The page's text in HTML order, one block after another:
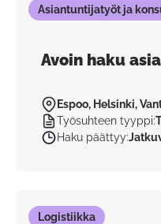
Asiantuntijatyöt ja
Avoin haku
Espoo, Helsinki,
Työsuhteen tyyppi:
Haku päättyy:
Logistiikka